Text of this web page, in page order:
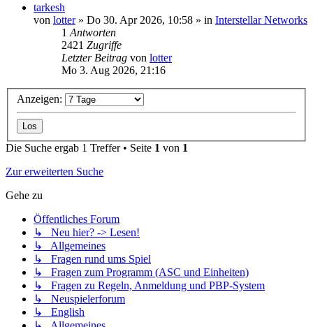
tarkesh
von lotter» Do 30. Apr 2026, 10:58 » in Interstellar Networks
1 Antworten
2421 Zugriffe
Letzter Beitrag von lotter
Mo 3. Aug 2026, 21:16
Anzeigen:
Die Suche ergab 1 Treffer • Seite 1 von 1
Zur erweiterten Suche
Gehe zu
Öffentliches Forum
↳ Neu hier? -> Lesen!
↳ Allgemeines
↳ Fragen rund ums Spiel
↳ Fragen zum Programm (ASC und Einheiten)
↳ Fragen zu Regeln, Anmeldung und PBP-System
↳ Neuspielerforum
↳ English